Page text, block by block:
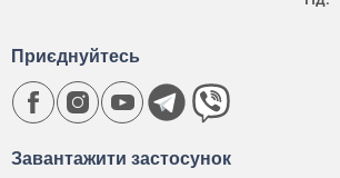
Завантажити застосунок
Приєднуйтесь